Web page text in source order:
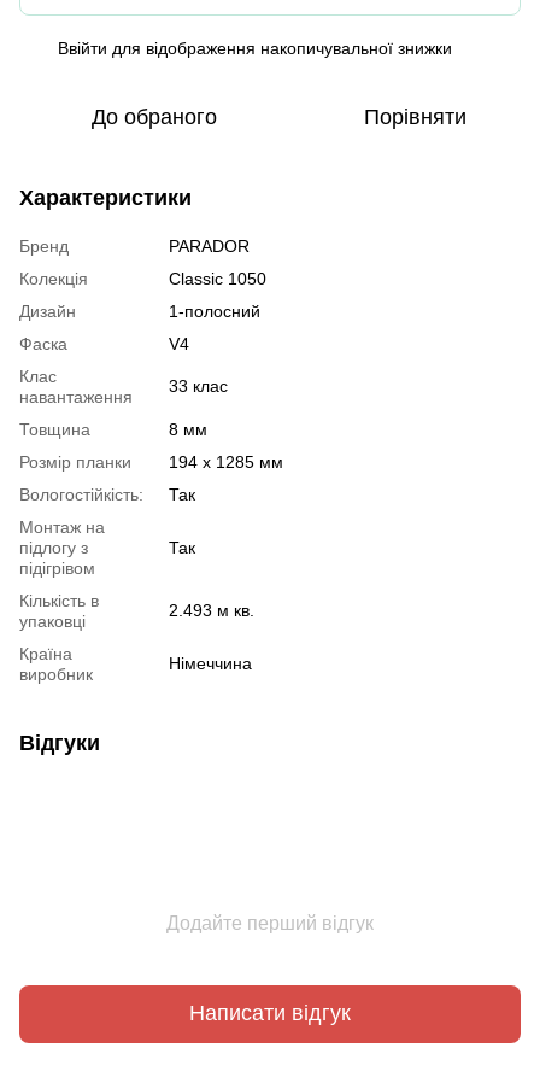
Ввійти для відображення накопичувальної знижки
До обраного Порівняти
Характеристики
Бренд
PARADOR
Колекція
Classic 1050
Дизайн
1-полосний
Фаска
V4
Клас
навантаження
33 клас
Товщина
8 мм
Розмір планки
194 x 1285 мм
Вологостійкість:
Так
Монтаж на
підлогу з
підігрівом
Так
Кількість в
упаковці
2.493 м кв.
Країна
виробник
Німеччина
Відгуки
Додайте перший відгук
Написати відгук